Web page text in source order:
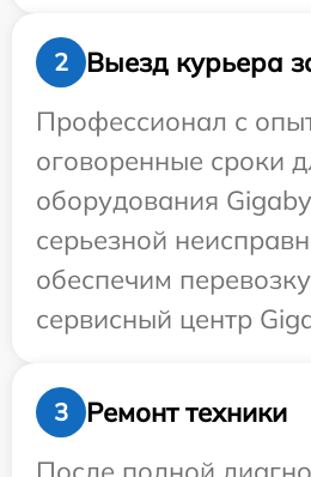
2
Выезд курьера
Профессионал с
оговоренные сроки
оборудования
серьезной
обеспечим
сервисный центр
3
Ремонт техники